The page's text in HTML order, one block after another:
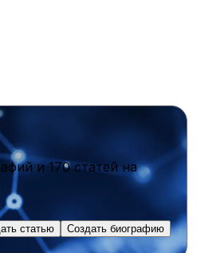
и170 статей на
статью Создать биографию